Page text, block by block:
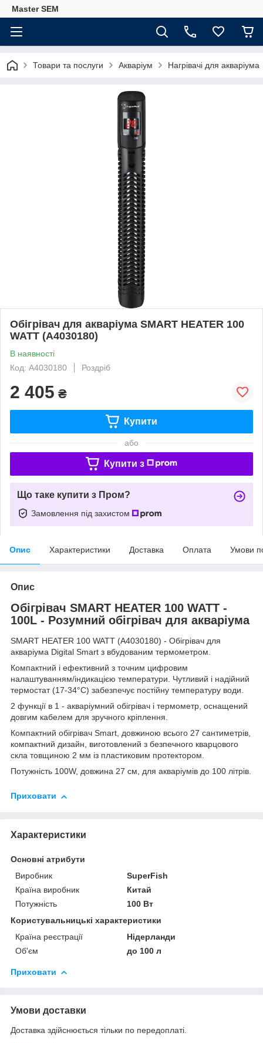
Master SEM
Товари та послуги Акваріум Нагрівачі для акваріума
Обігрівач для акваріума SMART HEATER 100
WATT (A4030180)
В наявності
Код: A4030180
Роздріб
2 405 ₴
Купити
або
Купити з
Що таке купити з Пром?
Замовлення під захистом
Опис Характеристики Доставка Оплата Умови
Опис
Обігрівач SMART HEATER 100 WATT -
100L - Розумний обігрівач для акваріума
SMART HEATER 100 WATT (A4030180) - Обігрівач для
акваріума Digital Smart з вбудованим термометром.
Компактний і ефективний з точним цифровим
налаштуванням/індикацією температури. Чутливий і надійний
термостат (17-34°C) забезпечує постійну температуру води.
2 функції в 1 - акваріумний обігрівач і термометр, оснащений
довгим кабелем для зручного кріплення.
Компактний обігрівач Smart, довжиною всього 27 сантиметрів,
компактний дизайн, виготовлений з безпечного кварцового
скла товщиною 2 мм із пластиковим протектором.
Потужність 100W, довжина 27 см, для акваріумів до 100 літрів.
Приховати
Характеристики
Основні атрибути
Виробник
SuperFish
Країна виробник
Китай
Потужність
100 Вт
Користувальницькі характеристики
Країна реєстрації
Нідерланди
Об'єм
до 100 л
Приховати
Умови доставки
Доставка здійснюється тільки по передоплаті.